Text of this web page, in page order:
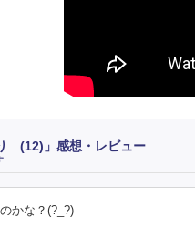
(12)」感想・レビュー
かな？(?_?)